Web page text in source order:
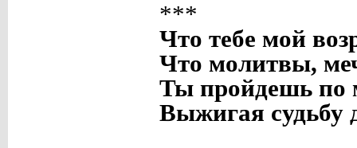
***
Что тебе мой
Что молитвы,
Ты пройдешь по
Выжигая судьбу